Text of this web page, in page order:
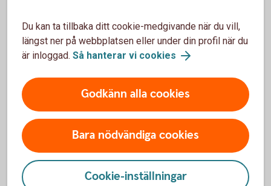
Om man övningskör och olyckan är framme,
täcker bilförsäkringen då?
Vilka bilar har en vagnskadegaranti?
Du kan ta tillbaka ditt cookie-medgivande när du vill,
längst ner på webbplatsen eller under din profil när du
är inloggad. Så hanterar vi cookies
Godkänn alla cookies
Bara nödvändiga cookies
Cookie-inställningar